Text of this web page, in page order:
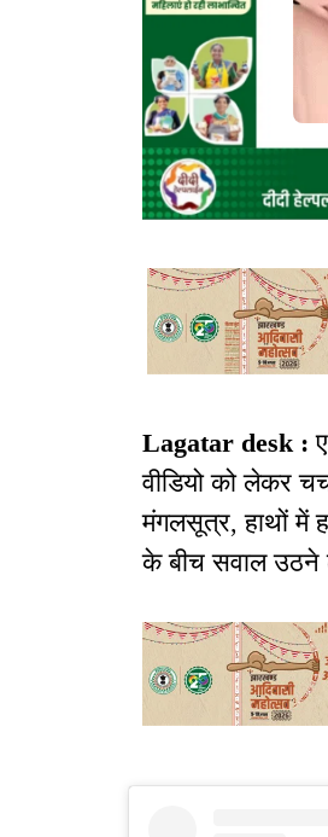
Lagatar desk :
वीडियो को लेकर
मंगलसूत्र, हाथों में
के बीच सवाल उठने